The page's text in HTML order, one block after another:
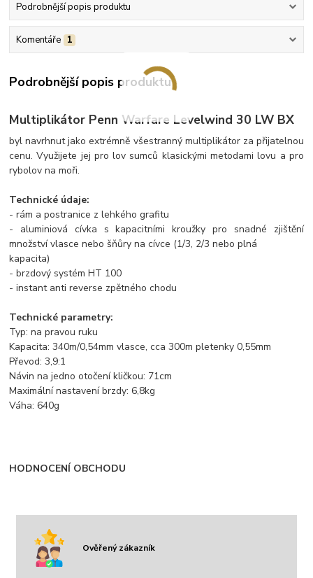
Podrobnější popis produktu
Komentáře 1
Podrobnější popis produktu
Multiplikátor Penn Warfare Levelwind 30 LW BX
byl navrhnut jako extrémně všestranný multiplikátor za přijatelnou
cenu. Využijete jej pro lov sumců klasickými metodami lovu a pro
rybolov na moři.
Technické údaje:
- rám a postranice z lehkého grafitu
- aluminiová cívka s kapacitními kroužky pro snadné zjištění
množství vlasce nebo šňůry na cívce (1/3, 2/3 nebo plná
kapacita)
- brzdový systém HT 100
- instant anti reverse zpětného chodu
Technické parametry:
Typ: na pravou ruku
Kapacita: 340m/0,54mm vlasce, cca 300m pletenky 0,55mm
Převod: 3,9:1
Návin na jedno otočení kličkou: 71cm
Maximální nastavení brzdy: 6,8kg
Váha: 640g
HODNOCENÍ OBCHODU
Ověřený zákazník